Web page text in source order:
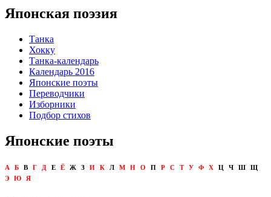
Японская поэзия
Танка
Хокку
Танка-календарь
Календарь 2016
Японские поэты
Переводчики
Изборники
Подбор стихов
Японские поэты
А Б В Г Д Е Ё Ж З И К Л М Н О П Р С Т У Ф Х Ц Ч Ш
Щ
Э
Ю Я